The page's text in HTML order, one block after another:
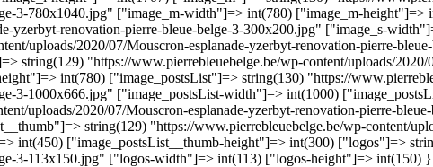
3-780x1040.jpg" ["image_m-width"]=> int(780) ["image_m-
yzerbyt-renovation-pierre-bleue-belge-3-300x200.jpg" ["image_s-
uploads/2020/07/Mouscron-esplanade-yzerbyt-renovation-pierre-
"https://www.pierrebleuebelge.be/wp-content/uploads/2020/
int(780) ["image_postsList"]=> string(130) "https://
3-1000x666.jpg" ["image_postsList-width"]=> int(1000)
uploads/2020/07/Mouscron-esplanade-yzerbyt-renovation-pierre-
string(129) "https://www.pierrebleuebelge.be/wp-content/
int(450) ["image_postsList__thumb-height"]=> int(300) ["logos"]=>
3-113x150.jpg" ["logos-width"]=> int(113) ["logos-height"]=> int(150)